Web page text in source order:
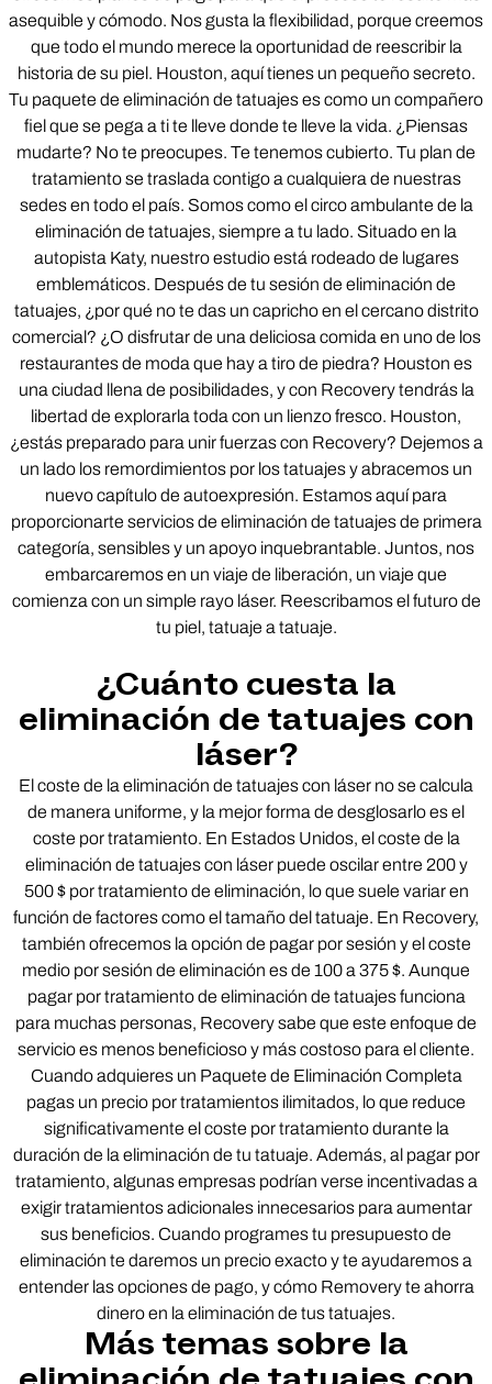
asequible y cómodo. Nos gusta la flexibilidad, porque creemos
que todo el mundo merece la oportunidad de reescribir la
historia de su piel. Houston, aquí tienes un pequeño secreto.
Tu paquete de eliminación de tatuajes es como un compañero
fiel que se pega a ti te lleve donde te lleve la vida. ¿Piensas
mudarte? No te preocupes. Te tenemos cubierto. Tu plan de
tratamiento se traslada contigo a cualquiera de nuestras
sedes en todo el país. Somos como el circo ambulante de la
eliminación de tatuajes, siempre a tu lado. Situado en la
autopista Katy, nuestro estudio está rodeado de lugares
emblemáticos. Después de tu sesión de eliminación de
tatuajes, ¿por qué no te das un capricho en el cercano distrito
comercial? ¿O disfrutar de una deliciosa comida en uno de los
restaurantes de moda que hay a tiro de piedra? Houston es
una ciudad llena de posibilidades, y con Recovery tendrás la
libertad de explorarla toda con un lienzo fresco. Houston,
¿estás preparado para unir fuerzas con Recovery? Dejemos a
un lado los remordimientos por los tatuajes y abracemos un
nuevo capítulo de autoexpresión. Estamos aquí para
proporcionarte servicios de eliminación de tatuajes de primera
categoría, sensibles y un apoyo inquebrantable. Juntos, nos
embarcaremos en un viaje de liberación, un viaje que
comienza con un simple rayo láser. Reescribamos el futuro de
tu piel, tatuaje a tatuaje.
¿Cuánto cuesta la
eliminación de tatuajes con
láser?
El coste de la eliminación de tatuajes con láser no se calcula
de manera uniforme, y la mejor forma de desglosarlo es el
coste por tratamiento. En Estados Unidos, el coste de la
eliminación de tatuajes con láser puede oscilar entre 200 y
500 $ por tratamiento de eliminación, lo que suele variar en
función de factores como el tamaño del tatuaje. En Recovery,
también ofrecemos la opción de pagar por sesión y el coste
medio por sesión de eliminación es de 100 a 375 $. Aunque
pagar por tratamiento de eliminación de tatuajes funciona
para muchas personas, Recovery sabe que este enfoque de
servicio es menos beneficioso y más costoso para el cliente.
Cuando adquieres un Paquete de Eliminación Completa
pagas un precio por tratamientos ilimitados, lo que reduce
significativamente el coste por tratamiento durante la
duración de la eliminación de tu tatuaje. Además, al pagar por
tratamiento, algunas empresas podrían verse incentivadas a
exigir tratamientos adicionales innecesarios para aumentar
sus beneficios. Cuando programes tu presupuesto de
eliminación te daremos un precio exacto y te ayudaremos a
entender las opciones de pago, y cómo Removery te ahorra
dinero en la eliminación de tus tatuajes.
Más temas sobre la